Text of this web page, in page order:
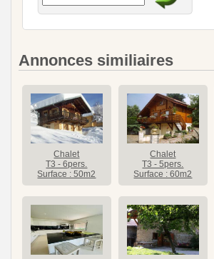
Annonces similiaires
Chalet
T3 - 6pers.
Surface : 50m2
Chalet
T3 - 5pers.
Surface : 60m2